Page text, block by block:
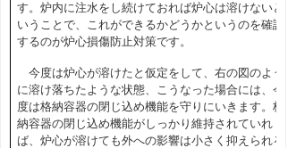
す。炉内に注水をし続けておれば炉心は溶けないと
いうことで、これができるかどうかというのを確認
するのが炉心損傷防止対策です。
今度は炉心が溶けたと仮定をして、右の図のよう
に溶け落ちたような状態、こうなった場合には、今
度は格納容器の閉じ込め機能を守りにいきます。格
納容器の閉じ込め機能がしっかり維持されていれ
ば、炉心が溶けても外への影響は小さく抑えられる